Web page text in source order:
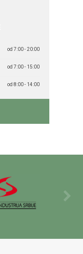
od 7:00 - 20:00
od 7:00 - 15:00
od 8:00 - 14:00